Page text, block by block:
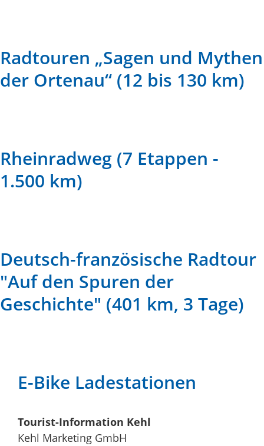
Radtouren „Sagen und Mythen
der Ortenau“ (12 bis 130 km)
Rheinradweg (7 Etappen -
1.500 km)
Deutsch-französische Radtour
"Auf den Spuren der
Geschichte" (401 km, 3 Tage)
E-Bike Ladestationen
Tourist-Information Kehl
Kehl Marketing GmbH